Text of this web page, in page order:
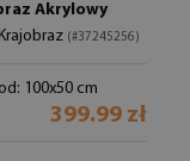
Akrylowy
(#37245256)
100x50 cm
399.99 zł